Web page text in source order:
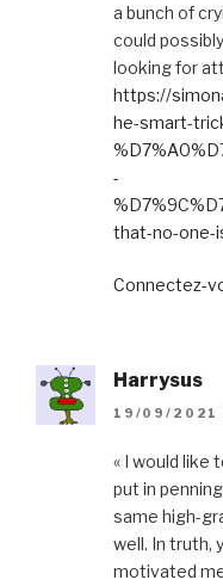
a bunch of
could
looking for
https://
he-smart-
-
that-no-one-
Connectez-
Harrysus
19/09/2021
« I would like
put in
same high-
well. In truth,
motivated